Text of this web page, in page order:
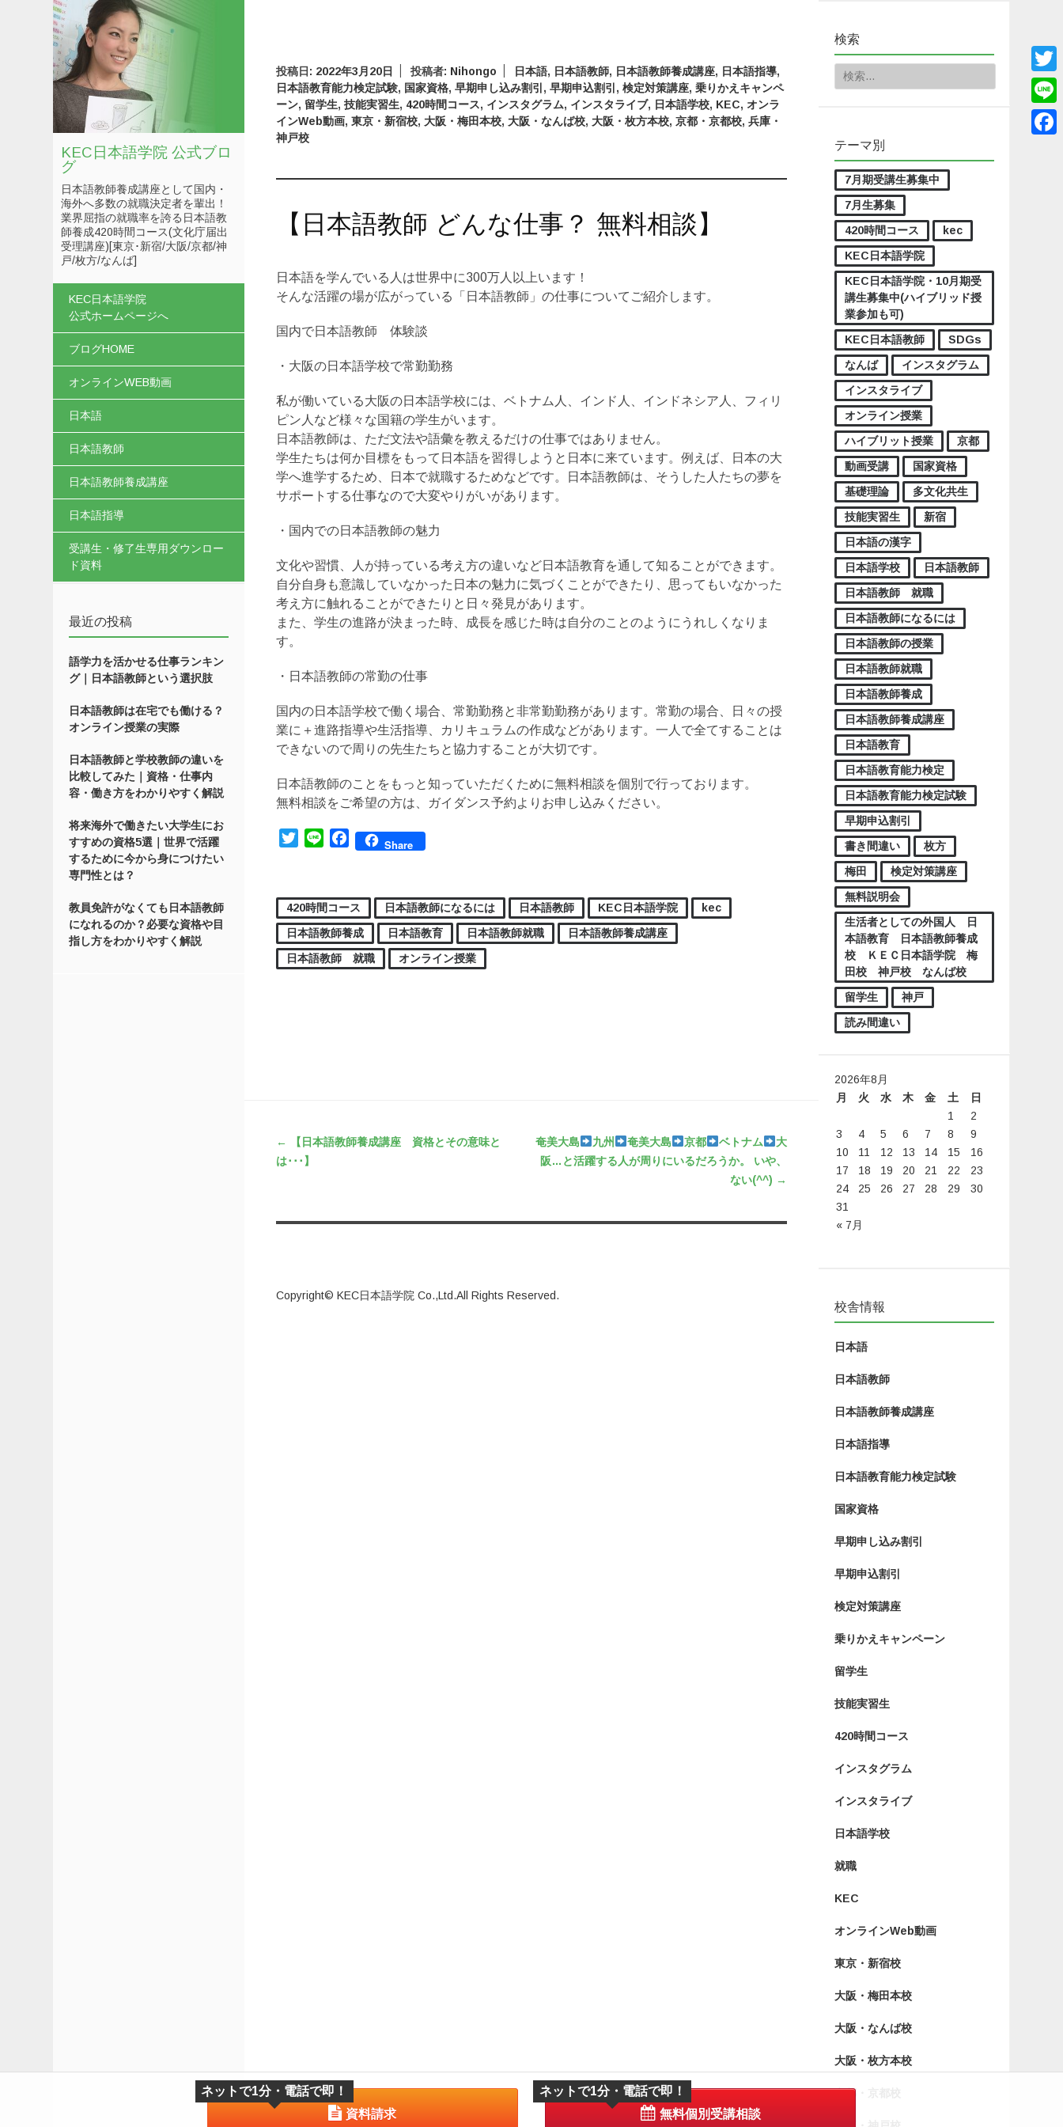
資料請求
ネットで1分・電話で即！
無料個別受講相談
ネットで1分・電話で即！
KEC日本語学院 公式ブロ
グ
日本語教師養成講座として国内・
海外へ多数の就職決定者を輩出！
業界屈指の就職率を誇る日本語教
師養成420時間コース(文化庁届出
受理講座)[東京･新宿/大阪/京都/神
戸/枚方/なんば]
コンテンツへスキップ
KEC日本語学院
公式ホームページへ
ブログHOME
オンラインWEB動画
日本語
日本語教師
日本語教師養成講座
日本語指導
受講生・修了生専用ダウンロー
ド資料
最近の投稿
語学力を活かせる仕事ランキン
グ｜日本語教師という選択肢
日本語教師は在宅でも働ける？
オンライン授業の実際
日本語教師と学校教師の違いを
比較してみた｜資格・仕事内
容・働き方をわかりやすく解説
将来海外で働きたい大学生にお
すすめの資格5選｜世界で活躍
するために今から身につけたい
専門性とは？
教員免許がなくても日本語教師
になれるのか？必要な資格や目
指し方をわかりやすく解説
検索
検索:
テーマ別
7月期受講生募集中
7月生募集
420時間コース
kec
KEC日本語学院
KEC日本語学院・10月期受
講生募集中(ハイブリッド授
業参加も可)
KEC日本語教師
SDGs
なんば
インスタグラム
インスタライブ
オンライン授業
ハイブリット授業
京都
動画受講
国家資格
基礎理論
多文化共生
技能実習生
新宿
日本語の漢字
日本語学校
日本語教師
日本語教師 就職
日本語教師になるには
日本語教師の授業
日本語教師就職
日本語教師養成
日本語教師養成講座
日本語教育
日本語教育能力検定
日本語教育能力検定試験
早期申込割引
書き間違い
枚方
梅田
検定対策講座
無料説明会
生活者としての外国人 日
本語教育 日本語教師養成
校 ＫＥＣ日本語学院 梅
田校 神戸校 なんば校
留学生
神戸
読み間違い
2026年8月
月
火 水 木 金 土 日
« 7月
1
2
3
4 5 6 7 8
9
10
11 12 13 14 15
16
17
18 19 20 21 22
23
24
25 26 27 28 29
30
31
校舎情報
日本語
日本語教師
日本語教師養成講座
日本語指導
日本語教育能力検定試験
国家資格
早期申し込み割引
早期申込割引
検定対策講座
乗りかえキャンペーン
留学生
技能実習生
420時間コース
インスタグラム
インスタライブ
日本語学校
就職
KEC
オンラインWeb動画
東京・新宿校
大阪・梅田本校
大阪・なんば校
大阪・枚方本校
京都・京都校
投稿日: 2022年3月20日 投稿者: Nihongo 日本語, 日本語教師, 日本語教師養成講座, 日本語指導,
日本語教育能力検定試験, 国家資格,早期申し込み割引 ,早期申込割引 ,検定対策講座,乗りかえキャンペ
ーン, 留学生,技能実習生, 420時間コース, インスタグラム, インスタライブ, 日本語学校, KEC,オンラ
インWeb動画,東京・新宿校, 大阪・梅田本校, 大阪・なんば校, 大阪・枚方本校,京都・京都校,兵庫・
神戸校
【日本語教師 どんな仕事？ 無料相談】
日本語を学んでいる人は世界中に300万人以上います！
そんな活躍の場が広がっている「日本語教師」の仕事についてご紹介します。
国内で日本語教師 体験談
・大阪の日本語学校で常勤勤務
私が働いている大阪の日本語学校には、ベトナム人、インド人、インドネシア人、フィリ
ピン人など様々な国籍の学生がいます。
日本語教師は、ただ文法や語彙を教えるだけの仕事ではありません。
学生たちは何か目標をもって日本語を習得しようと日本に来ています。例えば、日本の大
学へ進学するため、日本で就職するためなどです。日本語教師は、そうした人たちの夢を
サポートする仕事なので大変やりがいがあります。
・国内での日本語教師の魅力
文化や習慣、人が持っている考え方の違いなど日本語教育を通して知ることができます。
自分自身も意識していなかった日本の魅力に気づくことができたり、思ってもいなかった
考え方に触れることができたりと日々発見があります。
また、学生の進路が決まった時、成長を感じた時は自分のことのようにうれしくなりま
す。
・日本語教師の常勤の仕事
国内の日本語学校で働く場合、常勤勤務と非常勤勤務があります。常勤の場合、日々の授
業に＋進路指導や生活指導、カリキュラムの作成などがあります。一人で全てすることは
できないので周りの先生たちと協力することが大切です。
日本語教師のことをもっと知っていただくために無料相談を個別で行っております。
無料相談をご希望の方は、ガイダンス予約よりお申し込みください。
TwitterLine FacebookShare
420時間コース 日本語教師になるには 日本語教師 KEC日本語学院
kec
日本語教師養成
日本語教育 日本語教師就職
日本語教師養成講座
日本語教師 就職
オンライン授業
←
【日本語教師養成講座 資格とその意味と
は･･･】
奄美大島 九州 奄美大島 京都 ベトナム
大
阪…と活躍する人が周りにいるだろうか。 いや、
ない(^^) →
Copyright© KEC日本語学院 Co.,Ltd.All Rights Reserved.
Line